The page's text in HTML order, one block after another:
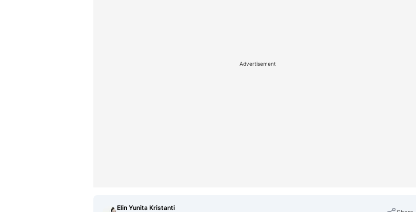
Advertisement
Elin Yunita Kristanti